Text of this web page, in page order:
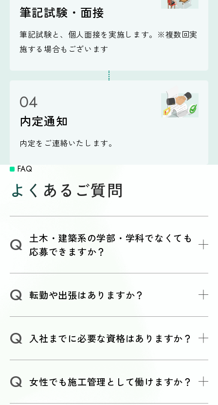
筆記試験・面接
筆記試験と、個人面接を実施します。※複数回実
施する場合もございます
内定通知
内定をご連絡いたします。
FAQ
よくあるご質問
土木・建築系の学部・学科でなくても
応募できますか？
転勤や出張はありますか？
入社までに必要な資格はありますか？
女性でも施工管理として働けますか？